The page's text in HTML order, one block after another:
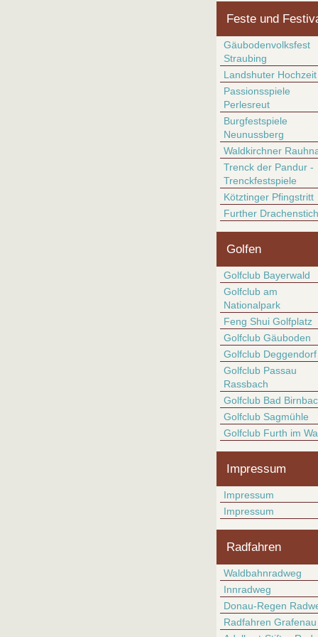
Feste und
Gäubodenvolksfest
Straubing
Landshuter Hochzeit
Passionsspiele
Perlesreut
Burgfestspiele
Neunussberg
Waldkirchner
Trenck der Pandur -
Trenckfestspiele
Kötztinger Pfingstritt
Further Drachenstich
Golfen
Golfclub Bayerwald
Golfclub am
Nationalpark
Feng Shui Golfplatz
Golfclub Gäuboden
Golfclub Deggendorf
Golfclub Passau
Rassbach
Golfclub Bad
Golfclub Sagmühle
Golfclub Furth im
Impressum
Impressum
Impressum
Radfahren
Waldbahnradweg
Innradweg
Donau-Regen
Radfahren Grafenau